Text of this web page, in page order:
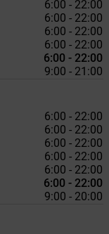
6:00 - 22:00
6:00 - 22:00
6:00 - 22:00
6:00 - 22:00
6:00 - 22:00
9:00 - 21:00
6:00 - 22:00
6:00 - 22:00
6:00 - 22:00
6:00 - 22:00
6:00 - 22:00
6:00 - 22:00
9:00 - 20:00